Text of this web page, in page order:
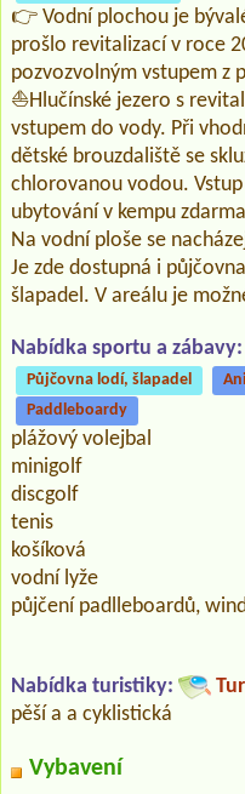
👉 Vodní plochou je
prošlo revitalizací v roce
pozvozvolným vstupem z
⛵Hlučínské jezero s
vstupem do vody. Při
dětské brouzdaliště se
chlorovanou vodou.
ubytování v kempu
Na vodní ploše se
Je zde dostupná i
šlapadel. V areálu je
Nabídka sportu a zábavy:
Půjčovna lodí, šlapadel
Paddleboardy
plážový volejbal
minigolf
discgolf
tenis
košíková
vodní lyže
půjčení padlleboardů,
Nabídka turistiky:
pěší a a cyklistická
Vybavení